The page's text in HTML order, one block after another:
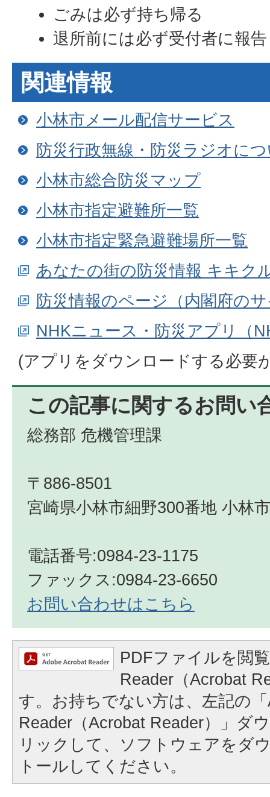
ごみは必ず持ち帰る
退所前には必ず受付者に報告
関連情報
小林市メール配信サービス
防災行政無線・防災ラジオに
小林市総合防災マップ
小林市指定避難所一覧
小林市指定緊急避難場所一覧
あなたの街の防災情報 キキク
防災情報のページ（内閣府の
NHKニュース・防災アプリ（
(アプリをダウンロードする必要
この記事に関するお問い
総務部 危機管理課
〒886-8501
宮崎県小林市細野300番地 小林
電話番号:0984-23-1175
ファックス:0984-23-6650
お問い合わせはこちら
PDFファイルを閲
Reader（Acrobat
す。お持ちでない方は、左記の
Reader（Acrobat Reader）」ダ
リックして、ソフトウェアをダ
トールしてください。